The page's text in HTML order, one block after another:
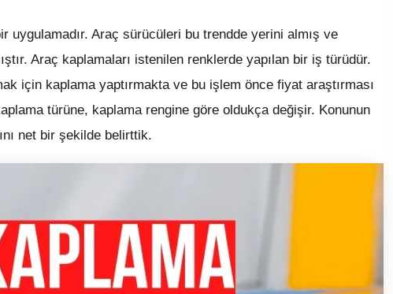
Araç sürücüleri bu trendde yerini almış ve
Araç kaplamaları istenilen renklerde yapılan bir iş türüdür.
için kaplama yaptırmakta ve bu işlem önce fiyat araştırması
türüne, kaplama rengine göre oldukça değişir. Konunun
net bir şekilde belirttik.